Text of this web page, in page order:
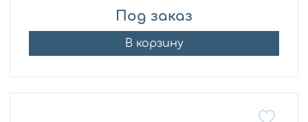
Под заказ
В корзину